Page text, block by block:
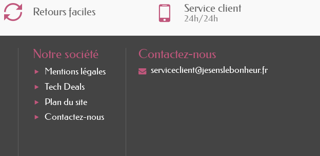
Retours faciles Service client
24h/24h
Notre société
Mentions légales
Tech Deals
Plan du site
Contactez-nous
Contactez-nous
serviceclient@jesenslebonheur.fr